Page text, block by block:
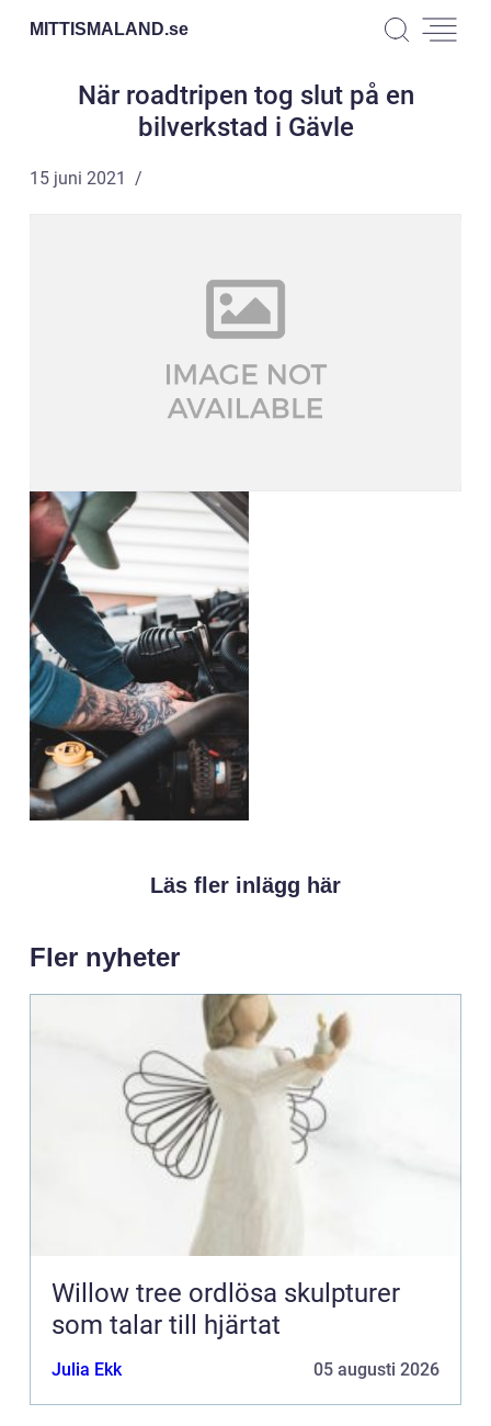
MITTISMALAND.se
När roadtripen tog slut på en
bilverkstad i Gävle
15 juni 2021
Läs fler inlägg här
Fler nyheter
Willow tree ordlösa skulpturer
som talar till hjärtat
Julia Ekk 05 augusti 2026